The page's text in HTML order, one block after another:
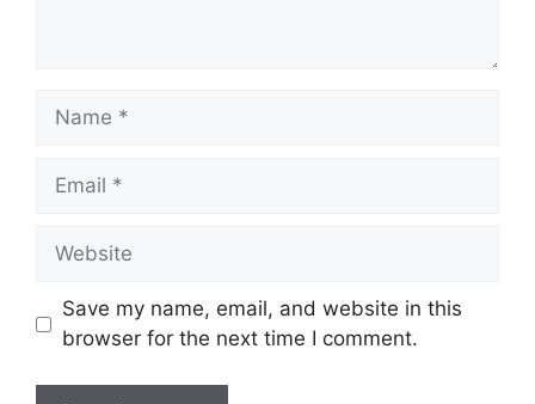
Name
Email
Website
Save my name, email, and website in this
browser for the next time I comment.